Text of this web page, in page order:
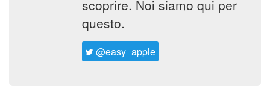
scoprire. Noi siamo qui per
questo.
@easy_apple